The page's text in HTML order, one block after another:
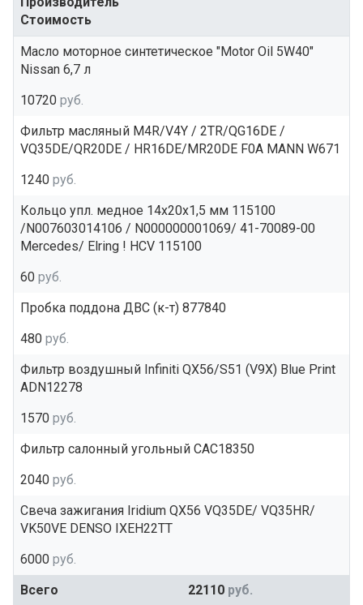
Стоимость
Масло моторное синтетическое "Motor Oil 5W40"
Nissan 6,7 л
10720 руб.
Фильтр масляный M4R/V4Y / 2TR/QG16DE /
VQ35DE/QR20DE / HR16DE/MR20DE F0A MANN W671
1240 руб.
Кольцо упл. медное 14x20x1,5 мм 115100
/N007603014106 / N000000001069/ 41-70089-00
Mercedes/ Elring ! HCV 115100
60 руб.
Пробка поддона ДВС (к-т) 877840
480 руб.
Фильтр воздушный Infiniti QX56/S51 (V9X) Blue Print
ADN12278
1570 руб.
Фильтр салонный угольный CAC18350
2040 руб.
Свеча зажигания Iridium QX56 VQ35DE/ VQ35HR/
VK50VE DENSO IXEH22TT
6000 руб.
Всего
22110 руб.